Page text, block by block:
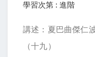
學習次第 : 進階
講述：夏巴曲傑仁
（十九）